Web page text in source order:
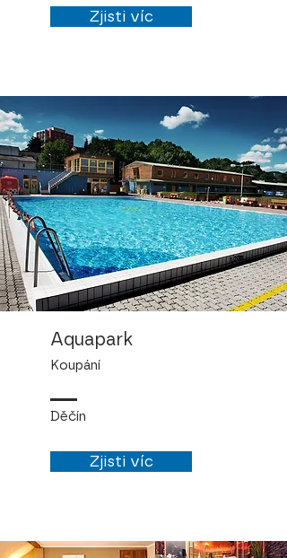
Zjisti víc
Aquapark
Koupání
Děčín
Zjisti víc